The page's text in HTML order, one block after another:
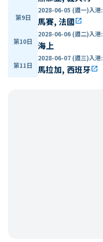
第9日
2028-06-05 (週一)入港:
馬賽, 法國open_in_new
第10日
2028-06-06 (週二)入港:
海上
第11日
2028-06-07 (週三)入港:
馬拉加, 西班牙open_in_new